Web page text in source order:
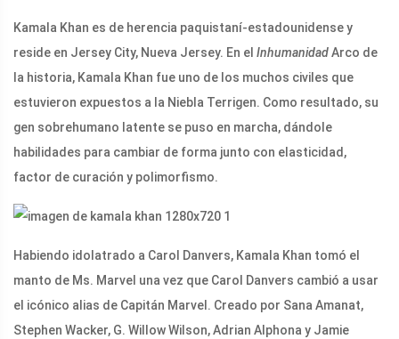
Kamala Khan es de herencia paquistaní-estadounidense y
reside en Jersey City, Nueva Jersey. En el InhumanidadArco de
la historia, Kamala Khan fue uno de los muchos civiles que
estuvieron expuestos a la Niebla Terrigen. Como resultado, su
gen sobrehumano latente se puso en marcha, dándole
habilidades para cambiar de forma junto con elasticidad,
factor de curación y polimorfismo.
Habiendo idolatrado a Carol Danvers, Kamala Khan tomó el
manto de Ms. Marvel una vez que Carol Danvers cambió a usar
el icónico alias de Capitán Marvel. Creado por Sana Amanat,
Stephen Wacker, G. Willow Wilson, Adrian Alphona y Jamie